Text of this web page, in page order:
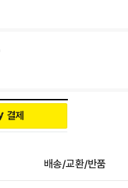
배송/교환/반품